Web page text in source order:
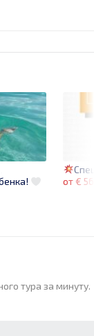
от €
тура за минуту.